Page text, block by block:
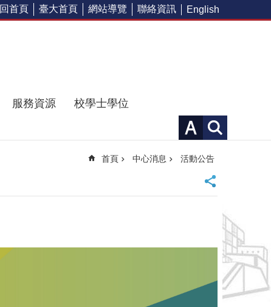
回首頁 臺大首頁 網站導覽 聯絡資訊 English
服務資源
校學士學位
首頁 中心消息 活動公告